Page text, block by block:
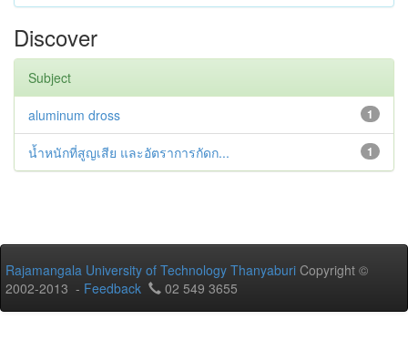
Discover
Subject
1
aluminum dross
1
น้ำหนักที่สูญเสีย และอัตราการกัดก...
Rajamangala University of Technology Thanyaburi Copyright ©
2002-2013 - Feedback 02 549 3655